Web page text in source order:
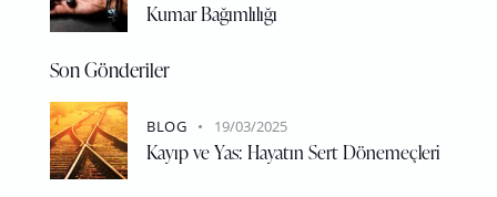
Kumar Bağımlılığı
Son Gönderiler
BLOG 19/03/2025
Kayıp ve Yas: Hayatın Sert Dönemeçleri